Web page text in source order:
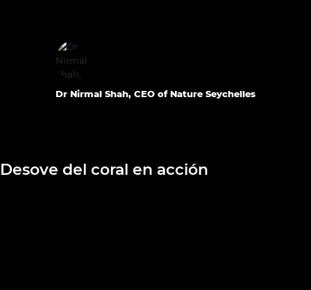
Dr Nirmal Shah, CEO of Nature Seychelles
Desove del coral en acción